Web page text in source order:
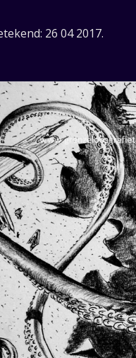
26 04 2017.